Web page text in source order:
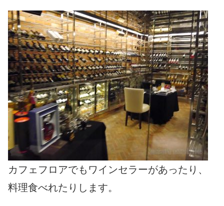
カフェフロアでもワインセラーがあったり、
料理食べれたりします。